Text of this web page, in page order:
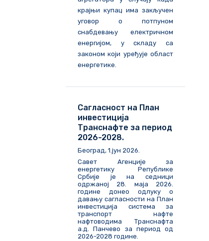
крајњи купац има закључен
уговор о потпуном
снабдевању електричном
енергијом, у складу са
законом који уређује област
енергетике.
Сагласност на План
инвестиција
Транснафте за период
2026-2028.
Београд, 1.јун 2026.
Савет Агенције за
енергетику Републике
Србије је на седници
одржаној 28. маја 2026.
године донео одлуку о
давању сагласности на План
инвестиција система за
транспорт нафте
нафтоводима Транснафта
а.д. Панчево за период од
2026-2028 године.